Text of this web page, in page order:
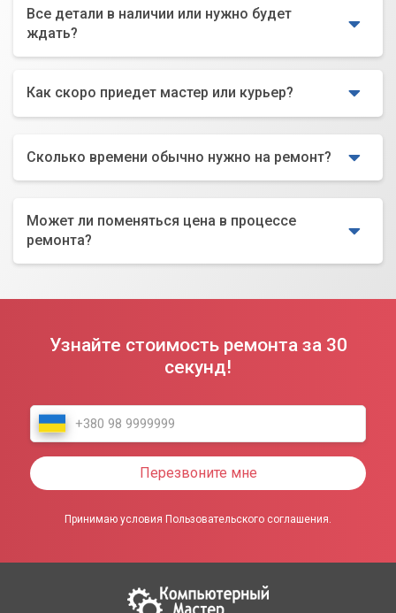
Все детали в наличии или нужно будет
ждать?
Как скоро приедет мастер или курьер?
Сколько времени обычно нужно на ремонт?
Может ли поменяться цена в процессе
ремонта?
Узнайте стоимость ремонта за 30
секунд!
Перезвоните мне
Принимаю условия Пользовательского соглашения.